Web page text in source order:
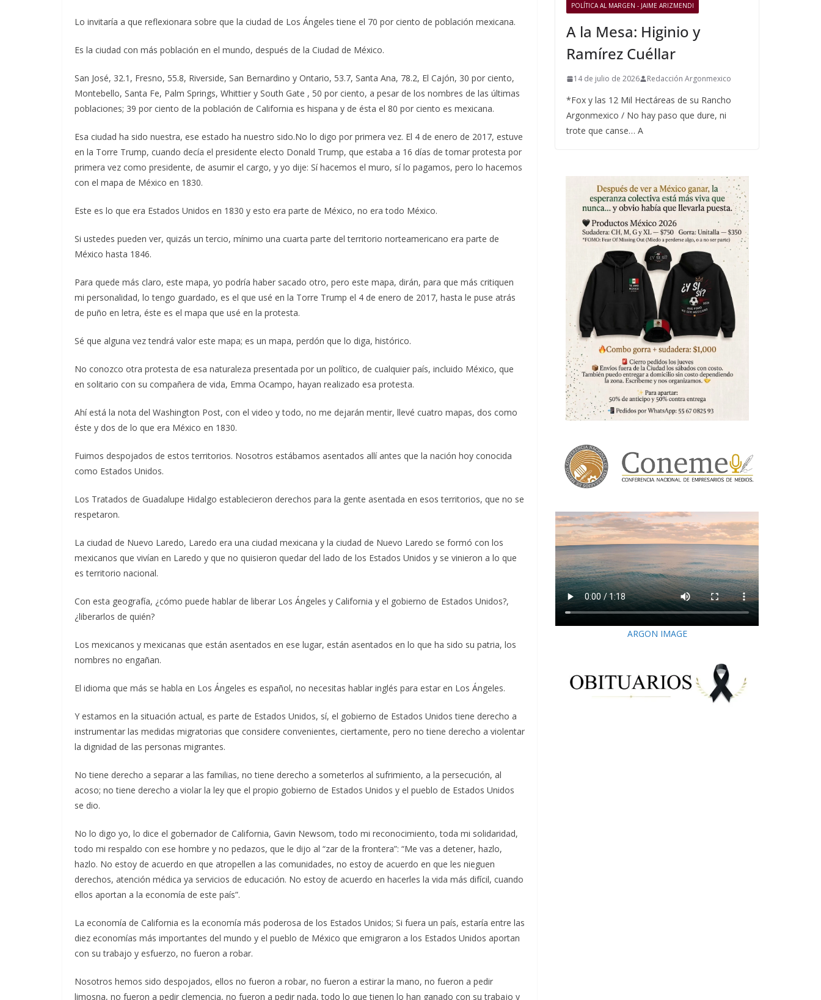
Lo invitaría a que reflexionara sobre que la ciudad de Los Ángeles tiene el 70 por ciento de población mexicana.
Es la ciudad con más población en el mundo, después de la Ciudad de México.
San José, 32.1, Fresno, 55.8, Riverside, San Bernardino y Ontario, 53.7, Santa Ana, 78.2, El Cajón, 30 por ciento,
Montebello, Santa Fe, Palm Springs, Whittier y South Gate , 50 por ciento, a pesar de los nombres de las últimas
poblaciones; 39 por ciento de la población de California es hispana y de ésta el 80 por ciento es mexicana.
Esa ciudad ha sido nuestra, ese estado ha nuestro sido.No lo digo por primera vez. El 4 de enero de 2017, estuve
en la Torre Trump, cuando decía el presidente electo Donald Trump, que estaba a 16 días de tomar protesta por
primera vez como presidente, de asumir el cargo, y yo dije: Sí hacemos el muro, sí lo pagamos, pero lo hacemos
con el mapa de México en 1830.
Este es lo que era Estados Unidos en 1830 y esto era parte de México, no era todo México.
Si ustedes pueden ver, quizás un tercio, mínimo una cuarta parte del territorio norteamericano era parte de
México hasta 1846.
Para quede más claro, este mapa, yo podría haber sacado otro, pero este mapa, dirán, para que más critiquen
mi personalidad, lo tengo guardado, es el que usé en la Torre Trump el 4 de enero de 2017, hasta le puse atrás
de puño en letra, éste es el mapa que usé en la protesta.
Sé que alguna vez tendrá valor este mapa; es un mapa, perdón que lo diga, histórico.
No conozco otra protesta de esa naturaleza presentada por un político, de cualquier país, incluido México, que
en solitario con su compañera de vida, Emma Ocampo, hayan realizado esa protesta.
Ahí está la nota del Washington Post, con el video y todo, no me dejarán mentir, llevé cuatro mapas, dos como
éste y dos de lo que era México en 1830.
Fuimos despojados de estos territorios. Nosotros estábamos asentados allí antes que la nación hoy conocida
como Estados Unidos.
Los Tratados de Guadalupe Hidalgo establecieron derechos para la gente asentada en esos territorios, que no se
respetaron.
La ciudad de Nuevo Laredo, Laredo era una ciudad mexicana y la ciudad de Nuevo Laredo se formó con los
mexicanos que vivían en Laredo y que no quisieron quedar del lado de los Estados Unidos y se vinieron a lo que
es territorio nacional.
Con esta geografía, ¿cómo puede hablar de liberar Los Ángeles y California y el gobierno de Estados Unidos?,
¿liberarlos de quién?
Los mexicanos y mexicanas que están asentados en ese lugar, están asentados en lo que ha sido su patria, los
nombres no engañan.
El idioma que más se habla en Los Ángeles es español, no necesitas hablar inglés para estar en Los Ángeles.
Y estamos en la situación actual, es parte de Estados Unidos, sí, el gobierno de Estados Unidos tiene derecho a
instrumentar las medidas migratorias que considere convenientes, ciertamente, pero no tiene derecho a violentar
la dignidad de las personas migrantes.
No tiene derecho a separar a las familias, no tiene derecho a someterlos al sufrimiento, a la persecución, al
acoso; no tiene derecho a violar la ley que el propio gobierno de Estados Unidos y el pueblo de Estados Unidos
se dio.
No lo digo yo, lo dice el gobernador de California, Gavin Newsom, todo mi reconocimiento, toda mi solidaridad,
todo mi respaldo con ese hombre y no pedazos, que le dijo al “zar de la frontera”: “Me vas a detener, hazlo,
hazlo. No estoy de acuerdo en que atropellen a las comunidades, no estoy de acuerdo en que les nieguen
derechos, atención médica ya servicios de educación. No estoy de acuerdo en hacerles la vida más difícil, cuando
ellos aportan a la economía de este país”.
La economía de California es la economía más poderosa de los Estados Unidos; Si fuera un país, estaría entre las
diez economías más importantes del mundo y el pueblo de México que emigraron a los Estados Unidos aportan
con su trabajo y esfuerzo, no fueron a robar.
Nosotros hemos sido despojados, ellos no fueron a robar, no fueron a estirar la mano, no fueron a pedir
limosna, no fueron a pedir clemencia, no fueron a pedir nada, todo lo que tienen lo han ganado con su trabajo y
POLÍTICA AL MARGEN - JAIME ARIZMENDI
A la Mesa: Higinio y
Ramírez Cuéllar
14 de julio de 2026 Redacción Argonmexico
*Fox y las 12 Mil Hectáreas de su Rancho
Argonmexico / No hay paso que dure, ni
trote que canse… A
ARGON IMAGE